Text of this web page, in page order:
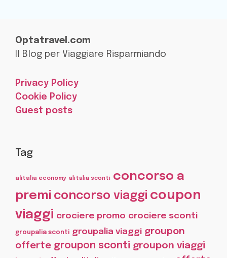
Optatravel.com
Il Blog per Viaggiare Risparmiando
Privacy Policy
Cookie Policy
Guest posts
Tag
alitalia economy alitalia sconti concorso a
premi concorso viaggi coupon
viaggi crociere promo crociere sconti
groupalia sconti groupalia viaggi groupon
offerte groupon sconti groupon viaggi